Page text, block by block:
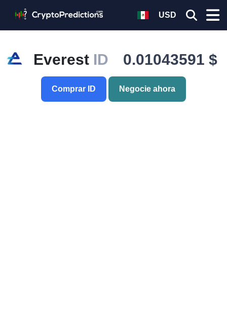
USD
Everest ID 0.01043591 $
Comprar ID Negocie ahora